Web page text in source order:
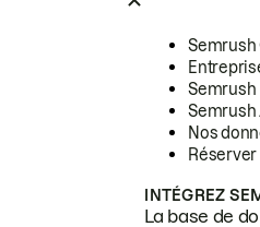
Semrush
Semrush
Semrush
Nos
INTÉGREZ
La base de